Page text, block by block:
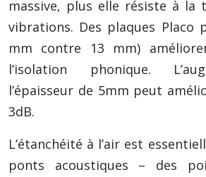
massive, plus elle résiste à la
vibrations. Des plaques Placo
mm contre 13 mm)
l’isolation phonique.
l’épaisseur de 5mm peut
3dB.
L’étanchéité à l’air est
ponts acoustiques – des